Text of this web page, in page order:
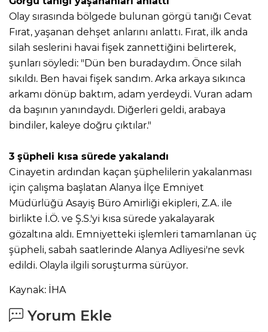
Olay sırasında bölgede bulunan görgü tanığı Cevat
Fırat, yaşanan dehşet anlarını anlattı. Fırat, ilk anda
silah seslerini havai fişek zannettiğini belirterek,
şunları söyledi: "Dün ben buradaydım. Önce silah
sıkıldı. Ben havai fişek sandım. Arka arkaya sıkınca
arkamı dönüp baktım, adam yerdeydi. Vuran adam
da başının yanındaydı. Diğerleri geldi, arabaya
bindiler, kaleye doğru çıktılar."
3 şüpheli kısa sürede yakalandı
Cinayetin ardından kaçan şüphelilerin yakalanması
için çalışma başlatan Alanya İlçe Emniyet
Müdürlüğü Asayiş Büro Amirliği ekipleri, Z.A. ile
birlikte İ.Ö. ve Ş.S.'yi kısa sürede yakalayarak
gözaltına aldı. Emniyetteki işlemleri tamamlanan üç
şüpheli, sabah saatlerinde Alanya Adliyesi'ne sevk
edildi. Olayla ilgili soruşturma sürüyor.
Kaynak: İHA
Yorum Ekle